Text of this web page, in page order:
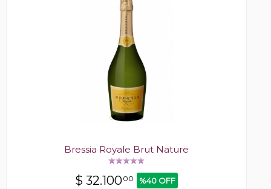
Bressia Royale Brut Nature
$ 32.10000 %40 OFF